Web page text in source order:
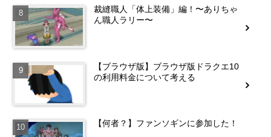
裁縫職人「体上装備」編！〜ありちゃ
ん職人ラリー〜
【ブラウザ版】ブラウザ版ドラクエ10
の利用料金について考える
【何者？】ファンソギンに参加した！